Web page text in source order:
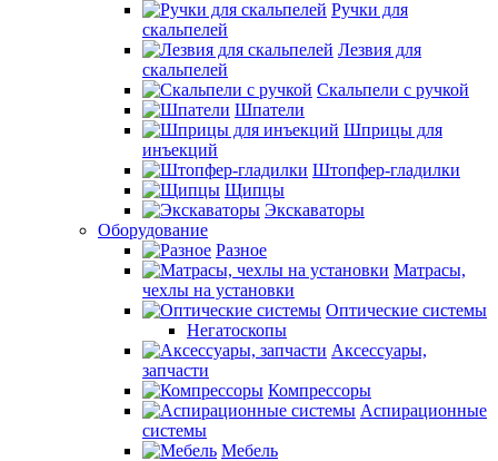
Ручки для
скальпелей
Лезвия для
скальпелей
Скальпели с ручкой
Шпатели
Шприцы для
инъекций
Штопфер-гладилки
Щипцы
Экскаваторы
Оборудование
Разное
Матрасы,
чехлы на установки
Оптические системы
Негатоскопы
Аксессуары,
запчасти
Компрессоры
Аспирационные
системы
Мебель